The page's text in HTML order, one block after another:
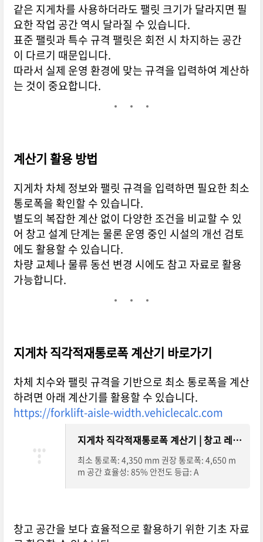
같은 지게차를 사용하더라도 팰릿 크기가 달라지면 필
요한 작업 공간 역시 달라질 수 있습니다.
표준 팰릿과 특수 규격 팰릿은 회전 시 차지하는 공간
이 다르기 때문입니다.
따라서 실제 운영 환경에 맞는 규격을 입력하여 계산하
는 것이 중요합니다.
계산기 활용 방법
지게차 차체 정보와 팰릿 규격을 입력하면 필요한 최소
통로폭을 확인할 수 있습니다.
별도의 복잡한 계산 없이 다양한 조건을 비교할 수 있
어 창고 설계 단계는 물론 운영 중인 시설의 개선 검토
에도 활용할 수 있습니다.
차량 교체나 물류 동선 변경 시에도 참고 자료로 활용
가능합니다.
지게차 직각적재통로폭 계산기 바로가기
차체 치수와 팰릿 규격을 기반으로 최소 통로폭을 계산
하려면 아래 계산기를 활용할 수 있습니다.
https://forklift-aisle-width.vehiclecalc.com
지게차 직각적재통로폭 계산기 | 창고 레이아웃 설계
최소 통로폭: 4,350 mm 권장 통로폭: 4,650 m
m 공간 효율성: 85% 안전도 등급: A
창고 공간을 보다 효율적으로 활용하기 위한 기초 자료